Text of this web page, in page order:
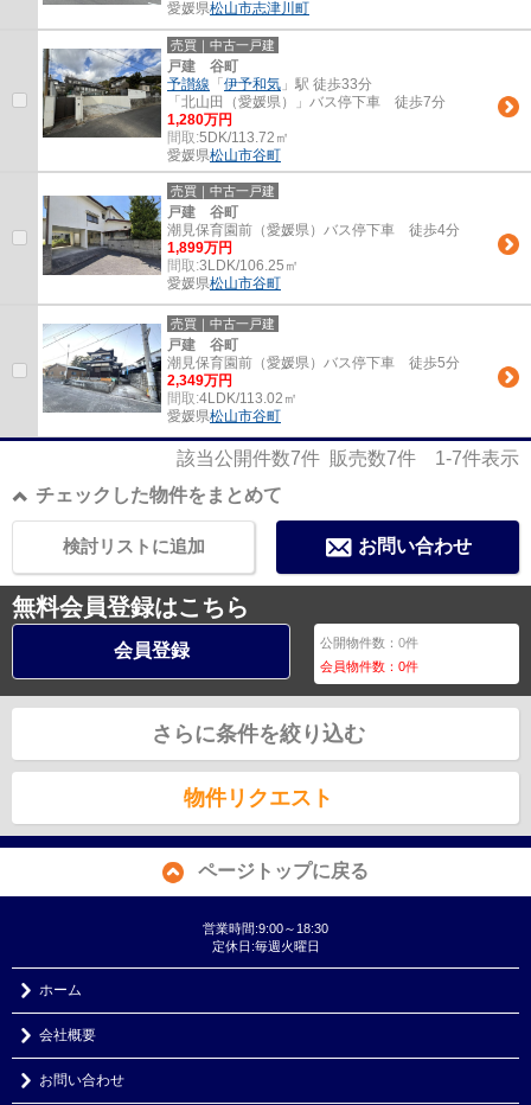
愛媛県松山市志津川町
売買｜中古一戸建
戸建 谷町
予讃線 「 伊予和気 」駅 徒歩33分
「北山田（愛媛県）」バス停下車 徒歩7分
1,280万円
間取:5DK/113.72㎡
愛媛県松山市谷町
売買｜中古一戸建
戸建 谷町
潮見保育園前（愛媛県）バス停下車 徒歩4分
1,899万円
間取:3LDK/106.25㎡
愛媛県松山市谷町
売買｜中古一戸建
戸建 谷町
潮見保育園前（愛媛県）バス停下車 徒歩5分
2,349万円
間取:4LDK/113.02㎡
愛媛県松山市谷町
該当公開件数7件 販売数7件 1-7件表示
チェックした物件をまとめて
お問い合わせ
検討リストに追加
無料会員登録はこちら
会員登録 公開物件数：0件
会員物件数：0件
さらに条件を絞り込む
物件リクエスト
ページトップに戻る
営業時間:9:00～18:30
定休日:毎週火曜日
ホーム
会社概要
お問い合わせ